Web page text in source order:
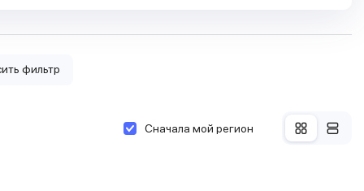
2997 см3
фильтр
Сначала мой регион